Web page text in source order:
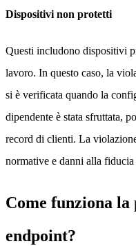
Dispositivi non protetti
Questi includono dispositivi
lavoro. In questo caso, la
si è verificata quando la
dipendente è stata sfruttata,
record di clienti. La
normative e danni alla
Come funziona
endpoint?